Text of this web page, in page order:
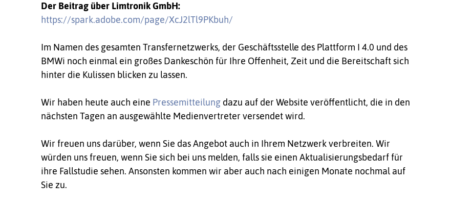
Der Beitrag über Limtronik GmbH:
https://spark.adobe.com/page/XcJ2lTl9PKbuh/
Im Namen des gesamten Transfernetzwerks, der Geschäftsstelle des Plattform I 4.0 und des
BMWi noch einmal ein großes Dankeschön für Ihre Offenheit, Zeit und die Bereitschaft sich
hinter die Kulissen blicken zu lassen.
Wir haben heute auch eine Pressemitteilung dazu auf der Website veröffentlicht, die in den
nächsten Tagen an ausgewählte Medienvertreter versendet wird.
Wir freuen uns darüber, wenn Sie das Angebot auch in Ihrem Netzwerk verbreiten. Wir
würden uns freuen, wenn Sie sich bei uns melden, falls sie einen Aktualisierungsbedarf für
ihre Fallstudie sehen. Ansonsten kommen wir aber auch nach einigen Monate nochmal auf
Sie zu.